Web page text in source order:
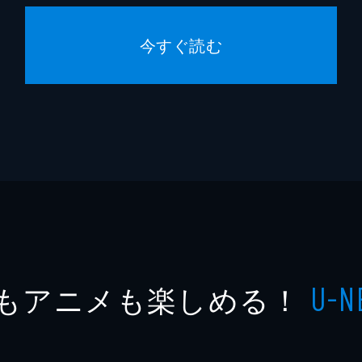
今すぐ読む
アニメも楽しめる！ U-